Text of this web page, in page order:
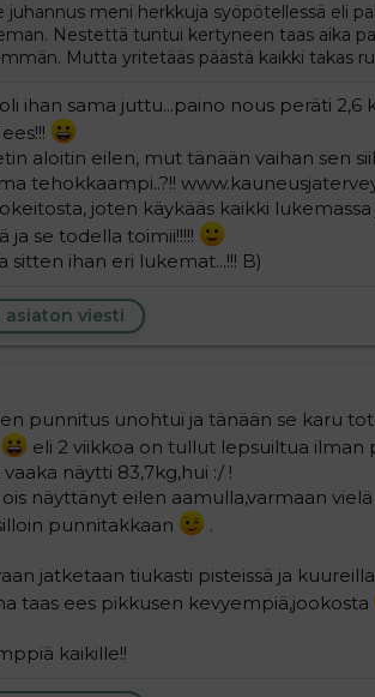
juhannus meni herkkuja syöpötellessä eli
Nestettä tuntui kertyneen taas aika
Mutta yritetääs päästä kaikki takas
ihan sama juttu...paino nous peräti
aloitin eilen, mut tänään vaihan sen
tehokkaampi..?!!
joten käykääs kaikki
ja se todella toimii!!!!!
sitten ihan eri lukemat...!!! B)
asiaton viesti
punnitus unohtui ja tänään se karu
eli 2 viikkoa on tullut lepsuiltua ilman
näytti 83,7kg,hui :/ !
näyttänyt eilen aamulla,varmaan
punnitakkaan
.
jatketaan tiukasti pisteissä ja
taas ees pikkusen kevyempiä,jookosta
kaikille!!